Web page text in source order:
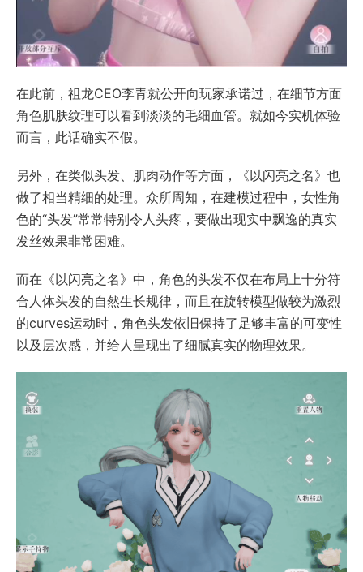
在此前，祖龙CEO李青就公开向玩家承诺过，在细节方面
角色肌肤纹理可以看到淡淡的毛细血管。就如今实机体验
而言，此话确实不假。
另外，在类似头发、肌肉动作等方面，《以闪亮之名》也
做了相当精细的处理。众所周知，在建模过程中，女性角
色的“头发”常常特别令人头疼，要做出现实中飘逸的真实
发丝效果非常困难。
而在《以闪亮之名》中，角色的头发不仅在布局上十分符
合人体头发的自然生长规律，而且在旋转模型做较为激烈
的curves运动时，角色头发依旧保持了足够丰富的可变性
以及层次感，并给人呈现出了细腻真实的物理效果。